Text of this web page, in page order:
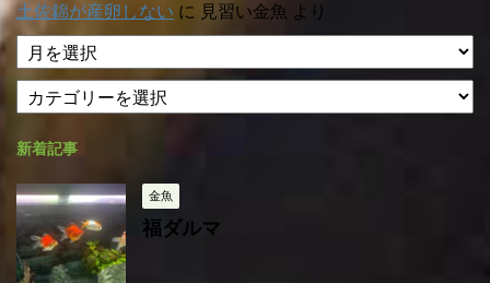
土佐錦が産卵しない に 見習い金魚 より
ア
ー
イ
テ
リ
ー
新着記事
金魚
福ダルマ